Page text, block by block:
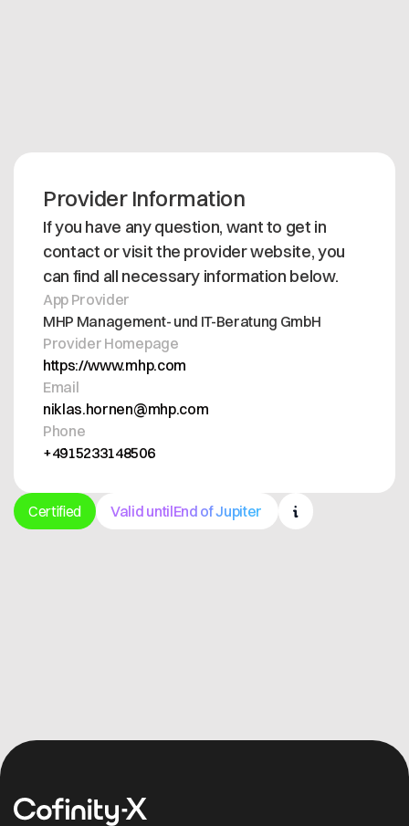
Provider Information
If you have any question, want to get in
contact or visit the provider website, you
can find all necessary information below.
App Provider
MHP Management- und IT-Beratung GmbH
Provider Homepage
https://www.mhp.com
Email
niklas.hornen@mhp.com
Phone
+4915233148506
Certified Valid untilEnd of Jupiter